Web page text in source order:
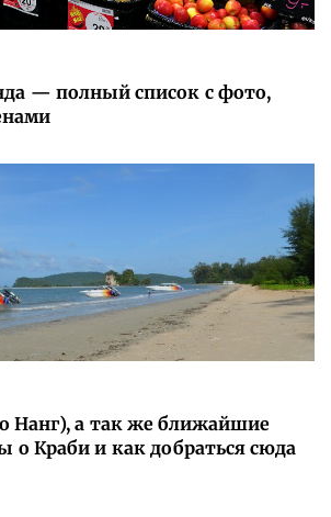
— полный список с фото,
Нанг), а так же ближайшие
о Краби и как добраться сюда